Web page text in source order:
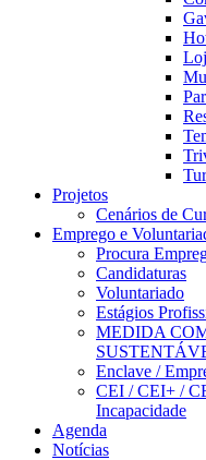
Projetos
Cenários de
Emprego e
Procura
Candidaturas
Voluntariado
Estágios
MEDIDA
Enclave /
CEI / CEI+ /
Incapacidade
Agenda
Notícias